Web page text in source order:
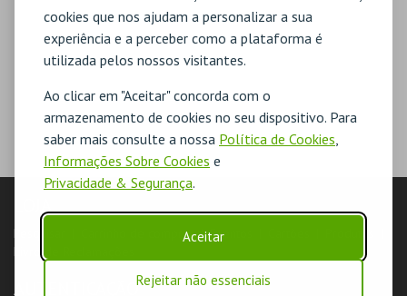
cookies que nos ajudam a personalizar a sua
experiência e a perceber como a plataforma é
utilizada pelos nossos visitantes.
Ao clicar em "Aceitar" concorda com o
armazenamento de cookies no seu dispositivo. Para
saber mais consulte a nossa Política de Cookies
Informações Sobre Cookies e
Privacidade & Segurança.
Aceitar
Rejeitar não essenciais
Pesquisar Carrinho de compras Eventos
Livro de Reclamações
AUTENTICAÇÃO